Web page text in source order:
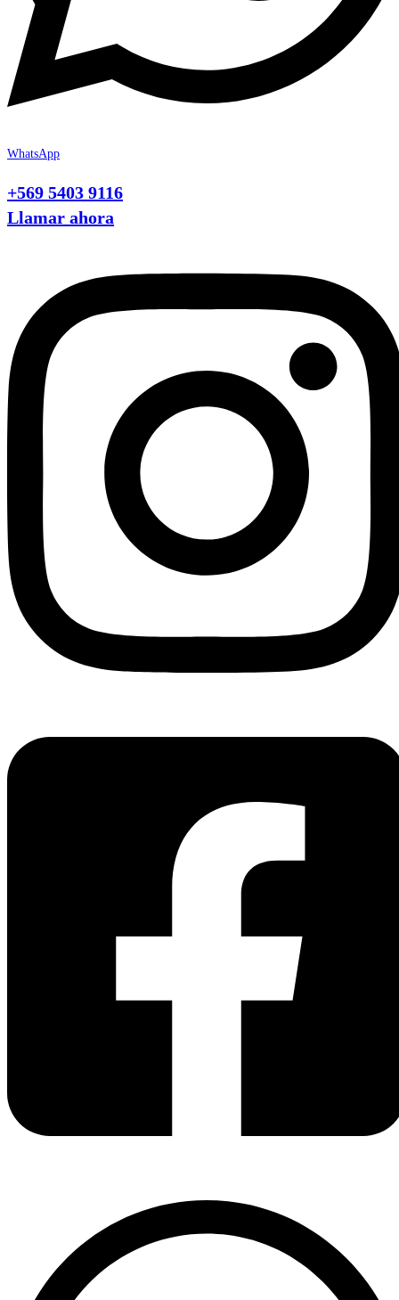
WhatsApp
+569 5403 9116
Llamar ahora